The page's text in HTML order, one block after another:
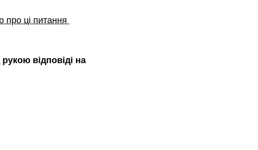
про ці питання
відповіді на